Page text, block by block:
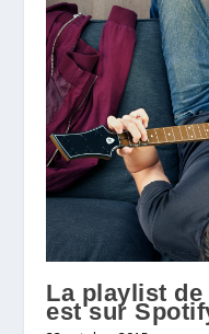
La playlist
est sur